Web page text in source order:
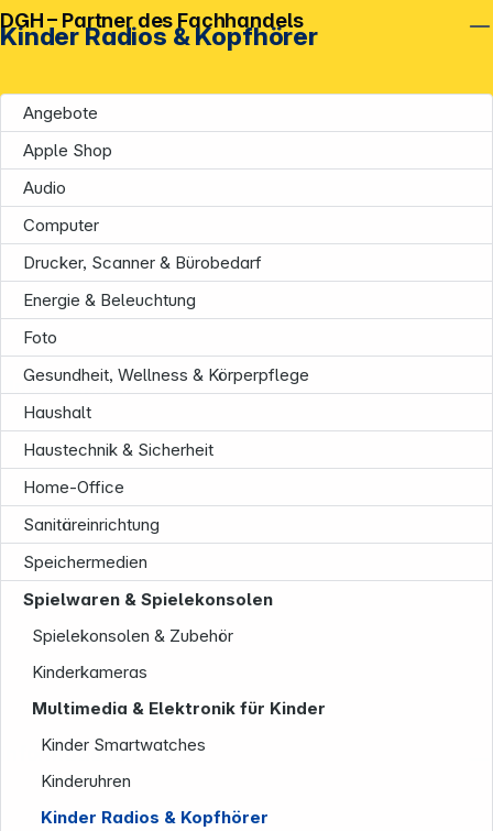
Kinder Radios & Kopfhörer
Angebote
Apple Shop
Audio
Computer
Drucker, Scanner & Bürobedarf
Energie & Beleuchtung
Foto
Gesundheit, Wellness & Körperpflege
Haushalt
Haustechnik & Sicherheit
Home-Office
Sanitäreinrichtung
Speichermedien
Spielwaren & Spielekonsolen
Spielekonsolen & Zubehör
Kinderkameras
Multimedia & Elektronik für Kinder
Kinder Smartwatches
Kinderuhren
Kinder Radios & Kopfhörer
DGH – Partner des Fachhandels
Unternehmen
Informationen